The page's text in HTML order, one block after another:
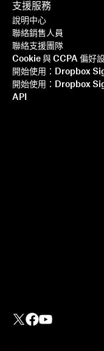
更高效、更智
Dropbox
動企業加速成
閱讀詳情
Rails 整合：
支援服務
說明中心
聯絡銷售人員
聯絡支援團隊
Cookie 與 CCPA 偏好
開始使用：Dropbox
開始使用：Dropbox
API